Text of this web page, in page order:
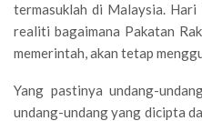
termasuklah di Malaysia.
realiti bagaimana Pakatan
memerintah, akan tetap
Yang pastinya undang-
undang-undang yang dicipta